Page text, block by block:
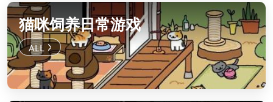
猫咪饲养日常游戏